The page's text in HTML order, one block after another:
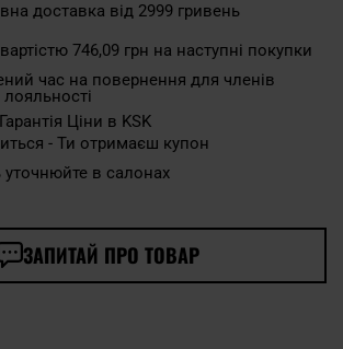
доставка від 2999 гривень
746,09 грн на наступні покупки
час на повернення для членів
Ціни в KSK
- Ти отримаєш купон
уточнюйте в салонах
ЗАПИТАЙ ПРО ТОВАР